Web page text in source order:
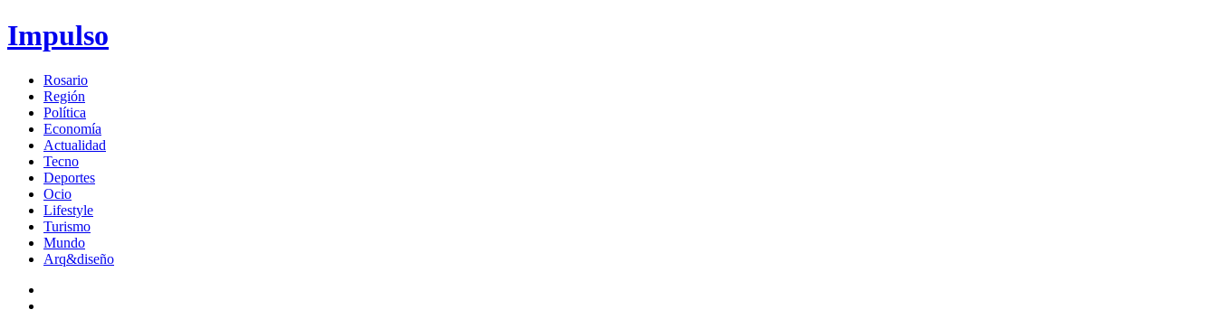
Impulso
Rosario
Región
Política
Economía
Actualidad
Tecno
Deportes
Ocio
Lifestyle
Turismo
Mundo
Arq&diseño